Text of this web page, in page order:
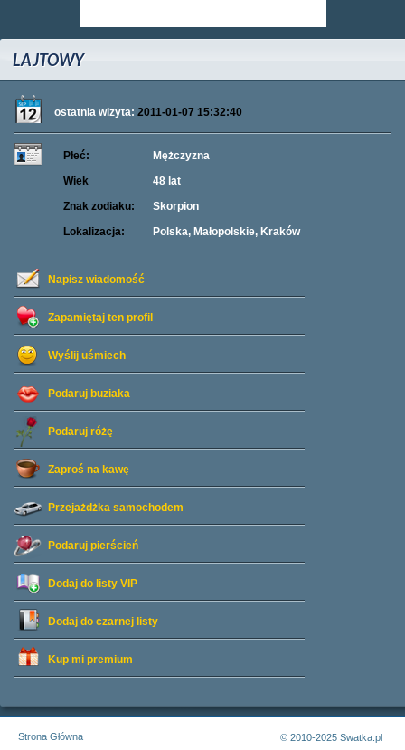
LAJTOWY
ostatnia wizyta: 2011-01-07 15:32:40
Napisz wiadomość
Zapamiętaj ten profil
Wyślij uśmiech
Podaruj buziaka
Podaruj różę
Zaproś na kawę
Przejażdżka samochodem
Podaruj pierścień
Dodaj do listy VIP
Dodaj do czarnej listy
Kup mi premium
Płeć:
Mężczyzna
Wiek
48 lat
Znak zodiaku:
Skorpion
Lokalizacja:
Polska, Małopolskie, Kraków
Strona Główna
© 2010-2025 Swatka.pl